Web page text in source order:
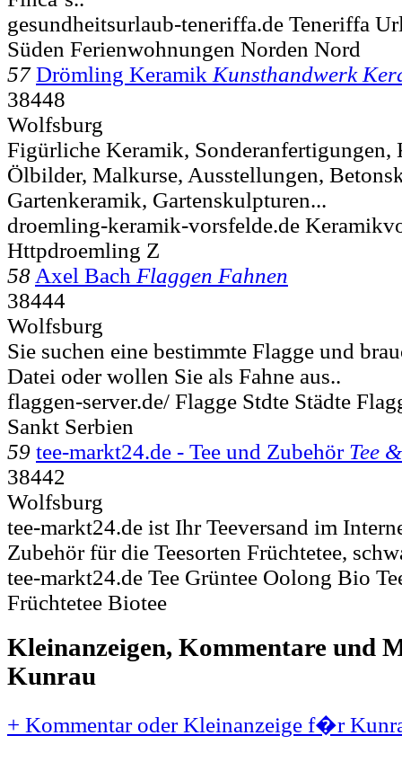
gesundheitsurlaub-teneriffa.de Teneriffa
Süden Ferienwohnungen Norden Nord
57 Drömling Keramik Kunsthandwerk
38448
Wolfsburg
Figürliche Keramik, Sonderanfertigungen,
Ölbilder, Malkurse, Ausstellungen,
Gartenkeramik, Gartenskulpturen...
droemling-keramik-vorsfelde.de
Httpdroemling Z
58 Axel Bach Flaggen Fahnen
38444
Wolfsburg
Sie suchen eine bestimmte Flagge und
Datei oder wollen Sie als Fahne aus..
flaggen-server.de/ Flagge Stdte Städte
Sankt Serbien
59 tee-markt24.de - Tee und Zubehör Tee &
38442
Wolfsburg
tee-markt24.de ist Ihr Teeversand im
Zubehör für die Teesorten Früchtetee,
tee-markt24.de Tee Grüntee Oolong Bio
Früchtetee Biotee
Kleinanzeigen, Kommentare und
Kunrau
+ Kommentar oder Kleinanzeige f�r